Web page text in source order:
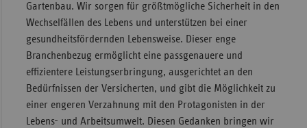
Gartenbau. Wir sorgen für größtmögliche Sicherheit in den
Wechselfällen des Lebens und unterstützen bei einer
gesundheitsfördernden Lebensweise. Dieser enge
Branchenbezug ermöglicht eine passgenauere und
effizientere Leistungserbringung, ausgerichtet an den
Bedürfnissen der Versicherten, und gibt die Möglichkeit zu
einer engeren Verzahnung mit den Protagonisten in der
Lebens- und Arbeitsumwelt. Diesen Gedanken bringen wir